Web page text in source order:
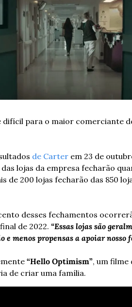
para o maior comerciante
de Carter em 23 de
lojas da empresa fecharão
de 200 lojas fecharão das 850
desses fechamentos
de 2022. “Essas lojas são
menos propensas a apoiar nosso
“Hello Optimism”, um filme
de criar uma família.